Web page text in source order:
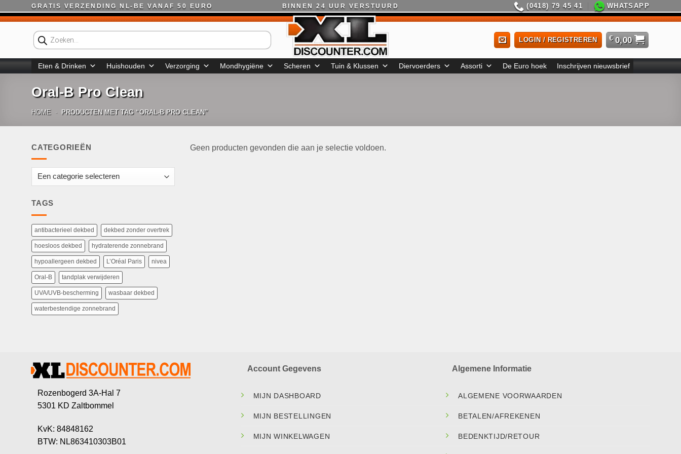
naar
GRATIS VERZENDING NL-BE VANAF 50 EURO BINNEN 24 UUR VERSTUURD (0418) 79 45 41 WHATSAPP
Producten
zoeken
LOGIN / REGISTREREN € 0,00
Eten & Drinken Huishouden Verzorging Mondhygiëne Scheren Tuin & Klussen Diervoerders Assorti De Euro hoek Inschrijven nieuwsbrief
Oral-B Pro Clean
HOME - PRODUCTEN MET TAG “ORAL-B PRO CLEAN”
CATEGORIEËN
TAGS
antibacterieel dekbed dekbed zonder overtrek
hoesloos dekbed hydraterende zonnebrand
hypoallergeen dekbed L’Oréal Paris nivea
Oral-B tandplak verwijderen
UVA/UVB-bescherming wasbaar dekbed
waterbestendige zonnebrand
Geen producten gevonden die aan je selectie voldoen.
Rozenbogerd 3A-Hal 7
5301 KD Zaltbommel
KvK: 84848162
BTW: NL863410303B01
Account Gegevens
MIJN DASHBOARD
MIJN BESTELLINGEN
MIJN WINKELWAGEN
Algemene Informatie
ALGEMENE VOORWAARDEN
BETALEN/AFREKENEN
BEDENKTIJD/RETOUR